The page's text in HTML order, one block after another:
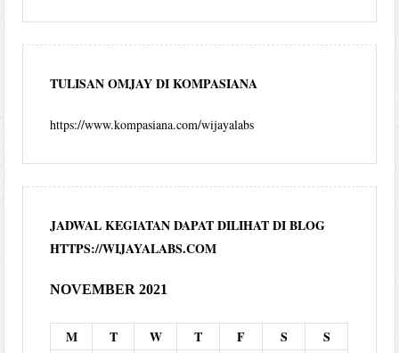
TULISAN OMJAY DI KOMPASIANA
https://www.kompasiana.com/wijayalabs
JADWAL KEGIATAN DAPAT DILIHAT DI BLOG
HTTPS://WIJAYALABS.COM
NOVEMBER 2021
M T W T F S S